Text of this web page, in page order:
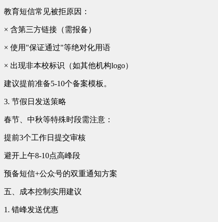
教育短信常见被拒原因：
× 含第三方链接（需报备）
× 使用"保证通过"等绝对化用语
× 出现非本校标识（如其他机构logo）
建议提前准备5-10个备案模板。
3. 节假日发送策略
春节、中秋等特殊时段需注意：
提前3个工作日提交审核
避开上午8-10点高峰段
预备短信+公众号的双重通知方案
五、成本控制实用建议
1. 错峰发送优惠